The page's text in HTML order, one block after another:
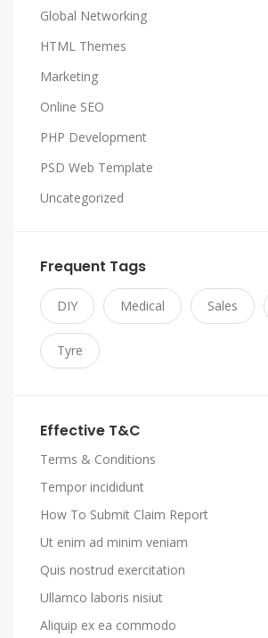
Global Networking
HTML Themes
Marketing
Online SEO
PHP Development
PSD Web Template
Uncategorized
Frequent Tags
DIY Medical Sales
Tyre
Effective T&C
Terms & Conditions
Tempor incididunt
How To Submit Claim Report
Ut enim ad minim veniam
Quis nostrud exercitation
Ullamco laboris nisiut
Aliquip ex ea commodo